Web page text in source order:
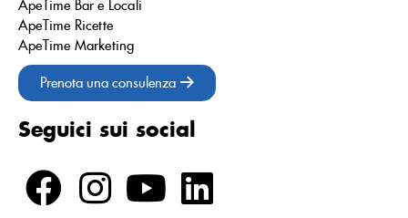
ApeTime Bar e Locali
ApeTime Ricette
ApeTime Marketing
Prenota una consulenza
Seguici sui social